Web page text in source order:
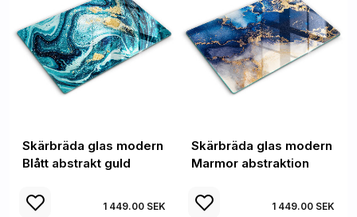
Skärbräda glas modern
Blått abstrakt guld
1 449.00 SEK
Skärbräda glas modern
Marmor abstraktion
1 449.00 SEK